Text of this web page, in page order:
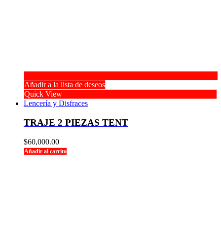
Añadir a la lista de deseos
Quick View
Lencería y Disfraces
TRAJE 2 PIEZAS TENT
$60,000.00
Añadir al carrito